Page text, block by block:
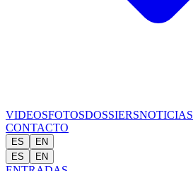
VIDEOSFOTOSDOSSIERSNOTICIAS
CONTACTO
ES
EN
ES
EN